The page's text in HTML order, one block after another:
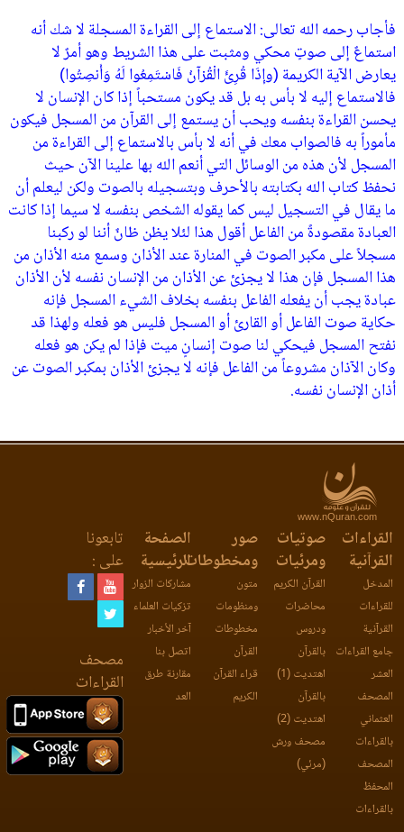
فأجاب رحمه الله تعالى: الاستماع إلى القراءة المسجلة لا شك أنه
استماعٌ إلى صوتٍ محكي ومثبت على هذا الشريط وهو أمرٌ لا
يعارض الآية الكريمة (وإِذَا قُرِئَ الْقُرْآنُ فَاسْتَمِعُوا لَهُ وَأَنصِتُوا)
فالاستماع إليه لا بأس به بل قد يكون مستحباً إذا كان الإنسان لا
يحسن القراءة بنفسه ويحب أن يستمع إلى القرآن من المسجل فيكون
مأموراً به فالصواب معك في أنه لا بأس بالاستماع إلى القراءة من
المسجل لأن هذه من الوسائل التي أنعم الله بها علينا الآن حيث
نحفظ كتاب الله بكتابته بالأحرف وبتسجيله بالصوت ولكن ليعلم أن
ما يقال في التسجيل ليس كما يقوله الشخص بنفسه لا سيما إذا كانت
العبادة مقصودةً من الفاعل أقول هذا لئلا يظن ظانٌ أننا لو ركبنا
مسجلاً على مكبر الصوت في المنارة عند الأذان وسمع منه الأذان من
هذا المسجل فإن هذا لا يجزئ عن الأذان من الإنسان نفسه لأن الأذان
عبادة يجب أن يفعله الفاعل بنفسه بخلاف الشيء المسجل فإنه
حكاية صوت الفاعل أو القارئ أو المسجل فليس هو فعله ولهذا قد
نفتح المسجل فيحكي لنا صوت إنسانٍ ميت فإذا لم يكن هو فعله
وكان الآذان مشروعاً من الفاعل فإنه لا يجزئ الأذان بمكبر الصوت عن
أذان الإنسان نفسه.
www.nQuran.com
القراءات
القرآنية
المدخل
للقراءات
القرآنية
جامع القراءات
العشر
المصحف
العثماني
بالقراءات
المصحف
المحفظ
بالقراءات
صوتيات
ومرئيات
القرآن الكريم
محاضرات
ودروس
بالقرآن
اهتديت (1)
بالقرآن
اهتديت (2)
مصحف ورش
(مرئي)
صور
ومخطوطات
متون
ومنظومات
مخطوطات
القرآن
قراء القرآن
الكريم
الصفحة
الرئيسية
مشاركات الزوار
تزكيات العلماء
آخر الأخبار
اتصل بنا
مقارنة طرق
العد
تابعونا
على :
مصحف
القراءات